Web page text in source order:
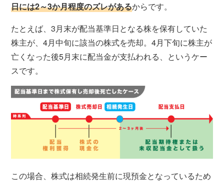
日には2～3か月程度のズレがあるからです。
たとえば、3月末が配当基準日となる株を保有していた
株主が、4月中旬に該当の株式を売却。4月下旬に株主が
亡くなった後5月末に配当金が支払われる、というケー
スです。
この場合、株式は相続発生前に現預金となっているため